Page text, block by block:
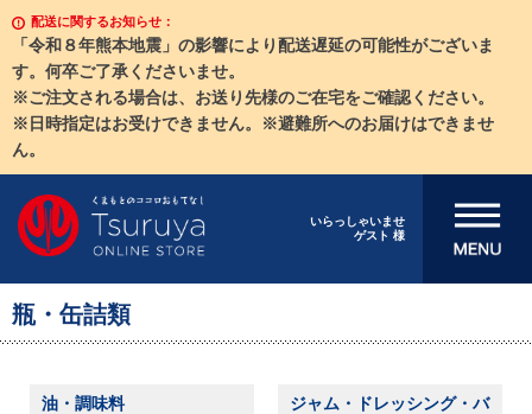
配送に関するお知らせ：
「令和８年熊本地震」の影響により配送遅延の可能性がございま
す。何卒ご了承くださいませ。
※ご注文される場合は、お送り先様のご在宅をご確認ください。
※日時指定はお受けできません。※避難所へのお届けはできませ
ん。
いらっしゃいませ
ゲスト 様
メニューを開
瓶・缶詰類
油・調味料
ジャム・ドレッシング・バ